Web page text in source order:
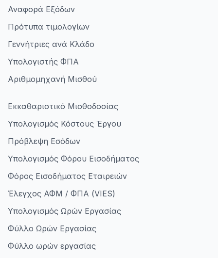
Αναφορά Εξόδων
Πρότυπα τιμολογίων
Γεννήτριες ανά Κλάδο
Υπολογιστής ΦΠΑ
Αριθμομηχανή Μισθού
Εκκαθαριστικό Μισθοδοσίας
Υπολογισμός Κόστους Έργου
Πρόβλεψη Εσόδων
Υπολογισμός Φόρου Εισοδήματος
Φόρος Εισοδήματος Εταιρειών
Έλεγχος ΑΦΜ / ΦΠΑ (VIES)
Υπολογισμός Ωρών Εργασίας
Φύλλο Ωρών Εργασίας
Φύλλο ωρών εργασίας